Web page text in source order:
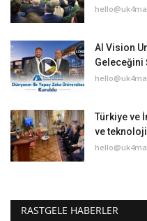
AI Vision
Geleceğini
Türkiye ve
ve
RASTGELE HABERLER